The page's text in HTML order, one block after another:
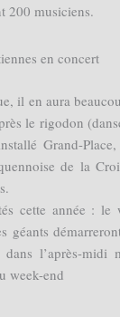
200 musiciens.
en concert
il en aura
le rigodon
Grand-
de la
cette année :
géants
dans l’après-
week-end